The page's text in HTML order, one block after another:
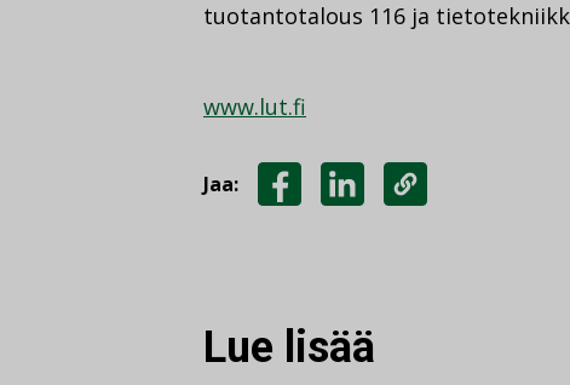
tuotantotalous 116 ja
www.lut.fi
Jaa:
Lue lisää